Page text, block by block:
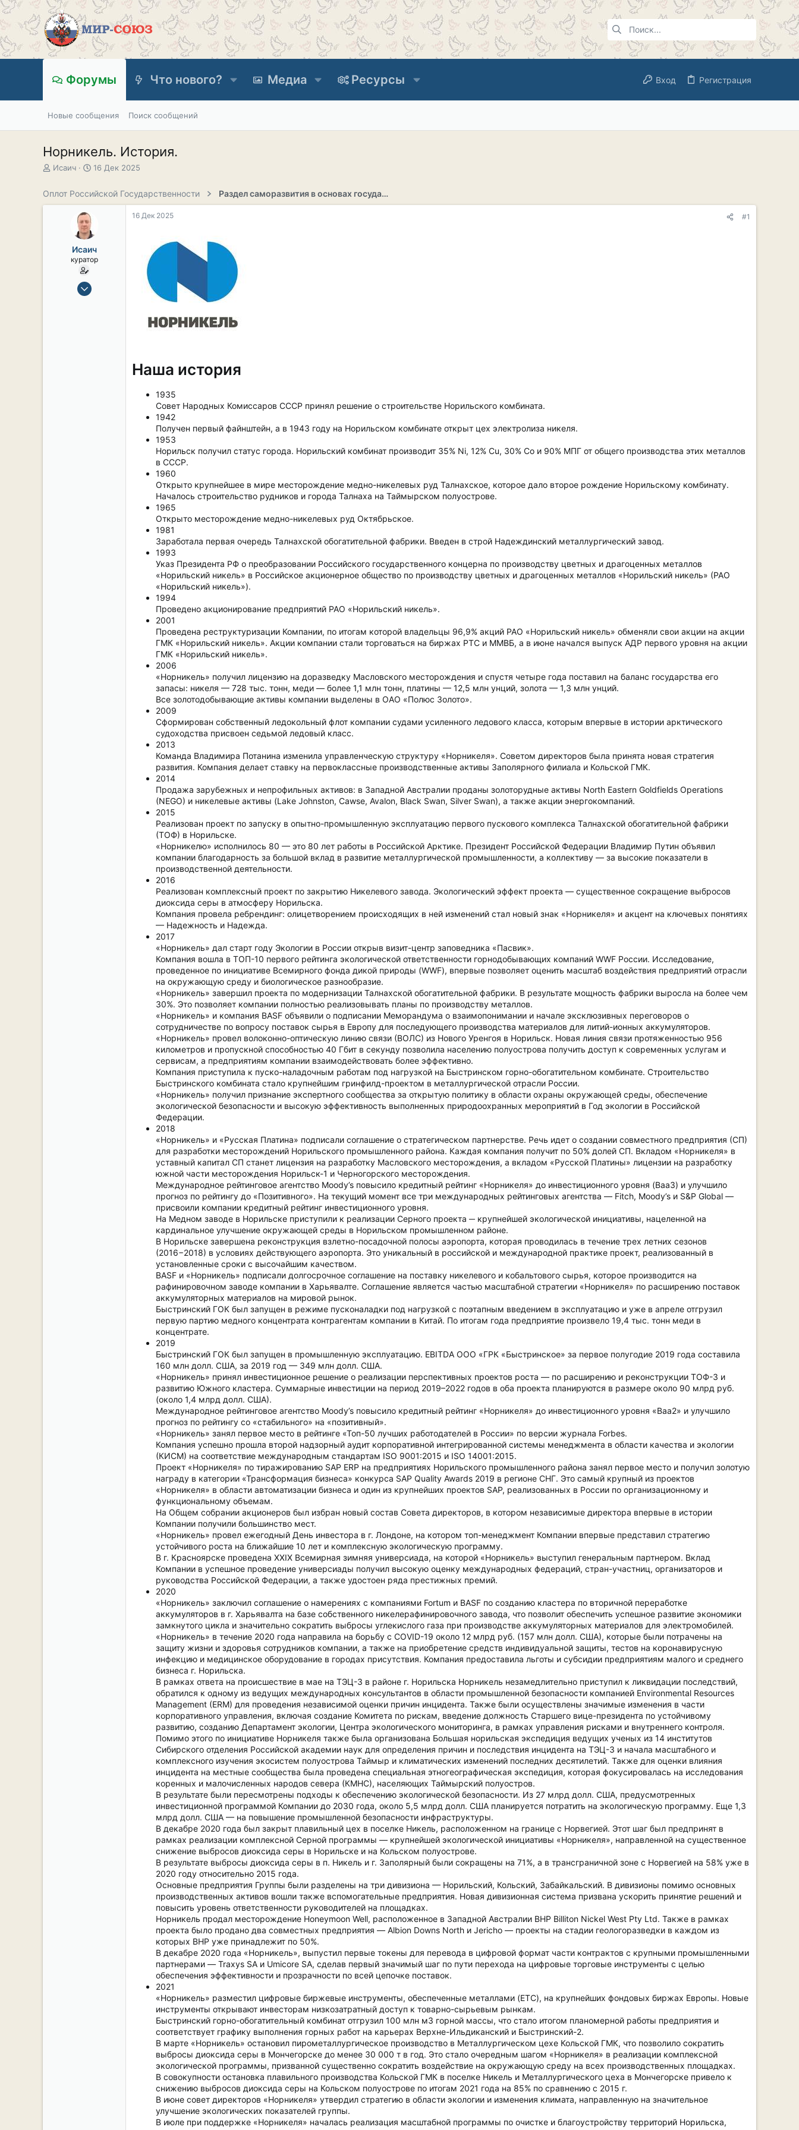
Форумы Что нового? Медиа Ресурсы Вход Регистрация
Новые сообщения Поиск сообщений
Норникель. История.
А
о
Исаич
Д
а
л
а
16 Дек 2025
Оплот Российской Государственности Раздел саморазвития в основах государственности
Исаич
куратор
15 Сен 2019
16 Дек 2025 #1
Наша история
1935
Совет Народных Комиссаров СССР принял решение о строительстве Норильского комбината.
1942
Получен первый файнштейн, а в 1943 году на Норильском комбинате открыт цех электролиза никеля.
1953
Норильск получил статус города. Норильский комбинат производит 35% Ni, 12% Cu, 30% Сo и 90% МПГ от общего производства этих металлов
в CCСР.
1960
Открыто крупнейшее в мире месторождение медно-никелевых руд Талнахское, которое дало второе рождение Норильскому комбинату.
Началось строительство рудников и города Талнаха на Таймырском полуострове.
1965
Открыто месторождение медно-никелевых руд Октябрьское.
1981
Заработала первая очередь Талнахской обогатительной фабрики. Введен в строй Надеждинский металлургический завод.
1993
Указ Президента РФ о преобразовании Российского государственного концерна по производству цветных и драгоценных металлов
«Норильский никель» в Российское акционерное общество по производству цветных и драгоценных металлов «Норильский никель» (РАО
«Норильский никель»).
1994
Проведено акционирование предприятий РАО «Норильский никель».
2001
Проведена реструктуризации Компании, по итогам которой владельцы 96,9% акций РАО «Норильский никель» обменяли свои акции на акции
ГМК «Норильский никель». Акции компании стали торговаться на биржах РТС и ММВБ, а в июне начался выпуск АДР первого уровня на акции
ГМК «Норильский никель».
2006
«Норникель» получил лицензию на доразведку Масловского месторождения и спустя четыре года поставил на баланс государства его
запасы: никеля — 728 тыс. тонн, меди — более 1,1 млн тонн, платины — 12,5 млн унций, золота — 1,3 млн унций.
Все золотодобывающие активы компании выделены в ОАО «Полюс Золото».
2009
Сформирован собственный ледокольный флот компании судами усиленного ледового класса, которым впервые в истории арктического
судоходства присвоен седьмой ледовый класс.
2013
Команда Владимира Потанина изменила управленческую структуру «Норникеля». Советом директоров была принята новая стратегия
развития. Компания делает ставку на первоклассные производственные активы Заполярного филиала и Кольской ГМК.
2014
Продажа зарубежных и непрофильных активов: в Западной Австралии проданы золоторудные активы North Eastern Goldfields Operations
(NEGO) и никелевые активы (Lake Johnston, Cawse, Avalon, Black Swan, Silver Swan), а также акции энергокомпаний.
2015
Реализован проект по запуску в опытно-промышленную эксплуатацию первого пускового комплекса Талнахской обогатительной фабрики
(ТОФ) в Норильске.
«Норникелю» исполнилось 80 — это 80 лет работы в Российской Арктике. Президент Российской Федерации Владимир Путин объявил
компании благодарность за большой вклад в развитие металлургической промышленности, а коллективу — за высокие показатели в
производственной деятельности.
2016
Реализован комплексный проект по закрытию Никелевого завода. Экологический эффект проекта — существенное сокращение выбросов
диоксида серы в атмосферу Норильска.
Компания провела ребрендинг: олицетворением происходящих в ней изменений стал новый знак «Норникеля» и акцент на ключевых понятиях
— Надежность и Надежда.
2017
«Норникель» дал старт году Экологии в России открыв визит-центр заповедника «Пасвик».
Компания вошла в ТОП-10 первого рейтинга экологической ответственности горнодобывающих компаний WWF России. Исследование,
проведенное по инициативе Всемирного фонда дикой природы (WWF), впервые позволяет оценить масштаб воздействия предприятий отрасли
на окружающую среду и биологическое разнообразие.
«Норникель» завершил проекта по модернизации Талнахской обогатительной фабрики. В результате мощность фабрики выросла на более чем
30%. Это позволяет компании полностью реализовывать планы по производству металлов.
«Норникель» и компания BASF объявили о подписании Меморандума о взаимопонимании и начале эксклюзивных переговоров о
сотрудничестве по вопросу поставок сырья в Европу для последующего производства материалов для литий-ионных аккумуляторов.
«Норникель» провел волоконно-оптическую линию связи (ВОЛС) из Нового Уренгоя в Норильск. Новая линия связи протяженностью 956
километров и пропускной способностью 40 Гбит в секунду позволила населению полуострова получить доступ к современных услугам и
сервисам, а предприятиям компании взаимодействовать более эффективно.
Компания приступила к пуско-наладочным работам под нагрузкой на Быстринском горно-обогатительном комбинате. Строительство
Быстринского комбината стало крупнейшим гринфилд-проектом в металлургической отрасли России.
«Норникель» получил признание экспертного сообщества за открытую политику в области охраны окружающей среды, обеспечение
экологической безопасности и высокую эффективность выполненных природоохранных мероприятий в Год экологии в Российской
Федерации.
2018
«Норникель» и «Русская Платина» подписали соглашение о стратегическом партнерстве. Речь идет о создании совместного предприятия (СП)
для разработки месторождений Норильского промышленного района. Каждая компания получит по 50% долей СП. Вкладом «Норникеля» в
уставный капитал СП станет лицензия на разработку Масловского месторождения, а вкладом «Русской Платины» лицензии на разработку
южной части месторождения Норильск-1 и Черногорского месторождения.
Международное рейтинговое агентство Moody’s повысило кредитный рейтинг «Норникеля» до инвестиционного уровня (Baa3) и улучшило
прогноз по рейтингу до «Позитивного». На текущий момент все три международных рейтинговых агентства — Fitch, Moody’s и S&P Global —
присвоили компании кредитный рейтинг инвестиционного уровня.
На Медном заводе в Норильске приступили к реализации Серного проекта ─ крупнейшей экологической инициативы, нацеленной на
кардинальное улучшение окружающей среды в Норильском промышленном районе.
В Норильске завершена реконструкция взлетно-посадочной полосы аэропорта, которая проводилась в течение трех летних сезонов
(2016−2018) в условиях действующего аэропорта. Это уникальный в российской и международной практике проект, реализованный в
установленные сроки с высочайшим качеством.
BASF и «Норникель» подписали долгосрочное соглашение на поставку никелевого и кобальтового сырья, которое производится на
рафинировочном заводе компании в Харьявалте. Соглашение является частью масштабной стратегии «Норникеля» по расширению поставок
аккумуляторных материалов на мировой рынок.
Быстринский ГОК был запущен в режиме пусконаладки под нагрузкой с поэтапным введением в эксплуатацию и уже в апреле отгрузил
первую партию медного концентрата контрагентам компании в Китай. По итогам года предприятие произвело 19,4 тыс. тонн меди в
концентрате.
2019
Быстринский ГОК был запущен в промышленную эксплуатацию. EBITDA ООО «ГРК «Быстринское» за первое полугодие 2019 года составила
160 млн долл. США, за 2019 год — 349 млн долл. США.
«Норникель» принял инвестиционное решение о реализации перспективных проектов роста — по расширению и реконструкции ТОФ-3 и
развитию Южного кластера. Суммарные инвестиции на период 2019–2022 годов в оба проекта планируются в размере около 90 млрд руб.
(около 1,4 млрд долл. США).
Международное рейтинговое агентство Moody’s повысило кредитный рейтинг «Норникеля» до инвестиционного уровня «Baa2» и улучшило
прогноз по рейтингу со «стабильного» на «позитивный».
«Норникель» занял первое место в рейтинге «Топ-50 лучших работодателей в России» по версии журнала Forbes.
Компания успешно прошла второй надзорный аудит корпоративной интегрированной системы менеджмента в области качества и экологии
(КИСМ) на соответствие международным стандартам ISO 9001:2015 и ISO 14001:2015.
Проект «Норникеля» по тиражированию SAP ERP на предприятиях Норильского промышленного района занял первое место и получил золотую
награду в категории «Трансформация бизнеса» конкурса SAP Quality Awards 2019 в регионе СНГ. Это самый крупный из проектов
«Норникеля» в области автоматизации бизнеса и один из крупнейших проектов SAP, реализованных в России по организационному и
функциональному объемам.
На Общем собрании акционеров был избран новый состав Совета директоров, в котором независимые директора впервые в истории
Компании получили большинство мест.
«Норникель» провел ежегодный День инвестора в г. Лондоне, на котором топ-менеджмент Компании впервые представил стратегию
устойчивого роста на ближайшие 10 лет и комплексную экологическую программу.
В г. Красноярске проведена XXIX Всемирная зимняя универсиада, на которой «Норникель» выступил генеральным партнером. Вклад
Компании в успешное проведение универсиады получил высокую оценку международных федераций, стран-участниц, организаторов и
руководства Российской Федерации, а также удостоен ряда престижных премий.
2020
«Норникель» заключил соглашение о намерениях с компаниями Fortum и BASF по созданию кластера по вторичной переработке
аккумуляторов в г. Харьявалта на базе собственного никелерафинировочного завода, что позволит обеспечить успешное развитие экономики
замкнутого цикла и значительно сократить выбросы углекислого газа при производстве аккумуляторных материалов для электромобилей.
«Норникель» в течение 2020 года направила на борьбу с COVID-19 около 12 млрд руб. (157 млн долл. США), которые были потрачены на
защиту жизни и здоровья сотрудников компании, а также на приобретение средств индивидуальной защиты, тестов на коронавирусную
инфекцию и медицинское оборудование в городах присутствия. Компания предоставила льготы и субсидии предприятиям малого и среднего
бизнеса г. Норильска.
В рамках ответа на происшествие в мае на ТЭЦ-3 в районе г. Норильска Норникель незамедлительно приступил к ликвидации последствий,
обратился к одному из ведущих международных консультантов в области промышленной безопасности компанией Environmental Resources
Management (ERM) для проведения независимой оценки причин инцидента. Также были осуществлены значимые изменения в части
корпоративного управления, включая создание Комитета по рискам, введение должность Старшего вице-президента по устойчивому
развитию, созданию Департамент экологии, Центра экологического мониторинга, в рамках управления рисками и внутреннего контроля.
Помимо этого по инициативе Норникеля также была организована Большая норильская экспедиция ведущих ученых из 14 институтов
Сибирского отделения Российской академии наук для определения причин и последствия инцидента на ТЭЦ-3 и начала масштабного и
комплексного изучения экосистем полуострова Таймыр и климатических изменений последних десятилетий. Также для оценки влияния
инцидента на местные сообщества была проведена специальная этногеографическая экспедиция, которая фокусировалась на исследования
коренных и малочисленных народов севера (КМНС), населяющих Таймырский полуостров.
В результате были пересмотрены подходы к обеспечению экологической безопасности. Из 27 млрд долл. США, предусмотренных
инвестиционной программой Компании до 2030 года, около 5,5 млрд долл. США планируется потратить на экологическую программу. Еще 1,3
млрд долл. США — на повышение промышленной безопасности инфраструктуры.
В декабре 2020 года был закрыт плавильный цех в поселке Никель, расположенном на границе с Норвегией. Этот шаг был предпринят в
рамках реализации комплексной Серной программы — крупнейшей экологической инициативы «Норникеля», направленной на существенное
снижение выбросов диоксида серы в Норильске и на Кольском полуострове.
В результате выбросы диоксида серы в п. Никель и г. Заполярный были сокращены на 71%, а в трансграничной зоне с Норвегией на 58% уже в
2020 году относительно 2015 года.
Основные предприятия Группы были разделены на три дивизиона — Норильский, Кольский, Забайкальский. В дивизионы помимо основных
производственных активов вошли также вспомогательные предприятия. Новая дивизионная система призвана ускорить принятие решений и
повысить уровень ответственности руководителей на площадках.
Норникель продал месторождение Honeymoon Well, расположенное в Западной Австралии BHP Billiton Nickel West Pty Ltd. Также в рамках
проекта было продано два совместных предприятия — Albion Downs North и Jericho — проекты на стадии геологоразведки в каждом из
которых BHP уже принадлежит по 50%.
В декабре 2020 года «Норникель», выпустил первые токены для перевода в цифровой формат части контрактов с крупными промышленными
партнерами — Traxys SA и Umicore SA, сделав первый значимый шаг по пути перехода на цифровые торговые инструменты с целью
обеспечения эффективности и прозрачности по всей цепочке поставок.
2021
«Норникель» разместил цифровые биржевые инструменты, обеспеченные металлами (ETC), на крупнейших фондовых биржах Европы. Новые
инструменты открывают инвесторам низкозатратный доступ к товарно-сырьевым рынкам.
Быстринский горно-обогатительный комбинат отгрузил 100 млн м3 горной массы, что стало итогом планомерной работы предприятия и
соответствует графику выполнения горных работ на карьерах Верхне-Ильдиканский и Быстринский-2.
В марте «Норникель» остановил пирометаллургическое производство в Металлургическом цехе Кольской ГМК, что позволило сократить
выбросы диоксида серы в Мончегорске до менее 30 000 т в год. Это стало очередным шагом «Норникеля» в реализации комплексной
экологической программы, призванной существенно сократить воздействие на окружающую среду на всех производственных площадках.
В совокупности остановка плавильного производства Кольской ГМК в поселке Никель и Металлургического цеха в Мончегорске привело к
снижению выбросов диоксида серы на Кольском полуострове по итогам 2021 года на 85% по сравнению с 2015 г.
В июне совет директоров «Норникеля» утвердил стратегию в области экологии и изменения климата, направленную на значительное
улучшение экологических показателей группы.
В июле при поддержке «Норникеля» началась реализация масштабной программы по очистке и благоустройству территорий Норильска,